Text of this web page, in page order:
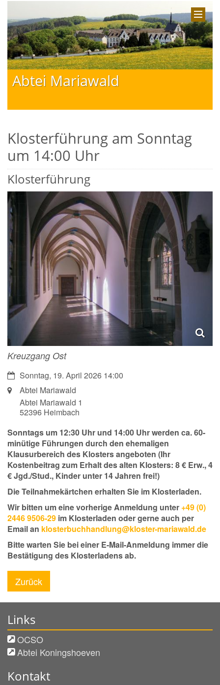
Abtei Mariawald
Klosterführung am Sonntag
um 14:00 Uhr
Klosterführung
Kreuzgang Ost
Datum:Sonntag, 19. April 2026 14:00
Ort: Abtei Mariawald
Abtei Mariawald 1
52396 Heimbach
Sonntags um 12:30 Uhr und 14:00 Uhr werden ca. 60-
minütige Führungen durch den ehemaligen
Klausurbereich des Klosters angeboten (Ihr
Kostenbeitrag zum Erhalt des alten Klosters: 8 € Erw., 4
€ Jgd./Stud., Kinder unter 14 Jahren frei!)
Die Teilnahmekärtchen erhalten Sie im Klosterladen.
Wir bitten um eine vorherige Anmeldung unter +49 (0)
2446 9506-29 im Klosterladen oder gerne auch per
Email an klosterbuchhandlung@kloster-mariawald.de
Bitte warten Sie bei einer E-Mail-Anmeldung immer die
Bestätigung des Klosterladens ab.
Zurück
Links
OCSO
Abtei Koningshoeven
Kontakt